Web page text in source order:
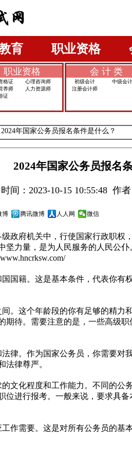
育 职业资格
职业资格
格证
心理咨询师
养师
人力资源师
证
会 计 类
初级会计
中级会计
注册会计师
2024年国家公务员报名条件是什么？
2024年国家公务员报名
时间：2023-10-15 10:55:48 作
博 腾讯微博 人人网 微信
政府机关中，行使国家行政职权
坚力量，是为人民服务的人民公
国籍。这是基本条件，代表你有
。这个年龄段的你有足够的精力
期待。需要注意的是，一些高级
律。作为国家公务员，你需要对
法律尊严。
文化程度和工作能力。不同的公
位进行报考。一般来说，要求具
作需要。这是对所有公务员的基